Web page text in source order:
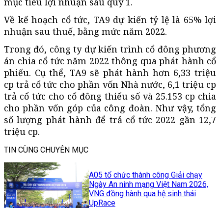
Về kế hoạch cổ tức, TA9 dự kiến tỷ lệ là 65% lợi
nhuận sau thuế, bằng mức năm 2022.
Trong đó, công ty dự kiến trình cổ đông phương
án chia cổ tức năm 2022 thông qua phát hành cổ
phiếu. Cụ thể, TA9 sẽ phát hành hơn 6,33 triệu
cp trả cổ tức cho phần vốn Nhà nước, 6,1 triệu cp
trả cổ tức cho cổ đông thiểu số và 25.153 cp chia
cho phần vốn góp của công đoàn. Như vậy, tổng
số lượng phát hành để trả cổ tức 2022 gần 12,7
triệu cp.
TIN CÙNG CHUYÊN MỤC
A05 tổ chức thành công Giải chạy
Ngày An ninh mạng Việt Nam 2026,
VNG đồng hành qua hệ sinh thái
UpRace